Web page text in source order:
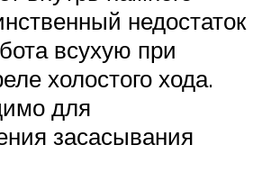
недостаток
всухую при
холостого хода.
для
засасывания